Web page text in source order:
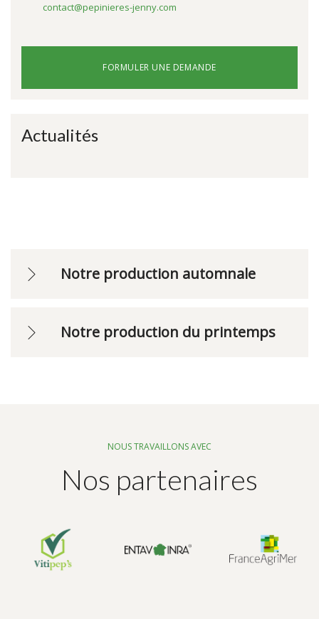
contact@pepinieres-jenny.com
FORMULER UNE DEMANDE
Actualités
Notre production automnale
Notre production du printemps
NOUS TRAVAILLONS AVEC
Nos partenaires